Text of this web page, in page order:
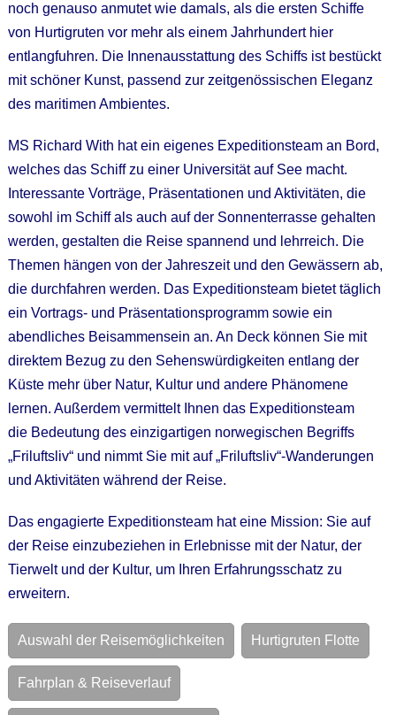
noch genauso anmutet wie damals, als die ersten Schiffe
von Hurtigruten vor mehr als einem Jahrhundert hier
entlangfuhren. Die Innenausstattung des Schiffs ist bestückt
mit schöner Kunst, passend zur zeitgenössischen Eleganz
des maritimen Ambientes.
MS Richard With hat ein eigenes Expeditionsteam an Bord,
welches das Schiff zu einer Universität auf See macht.
Interessante Vorträge, Präsentationen und Aktivitäten, die
sowohl im Schiff als auch auf der Sonnenterrasse gehalten
werden, gestalten die Reise spannend und lehrreich. Die
Themen hängen von der Jahreszeit und den Gewässern ab,
die durchfahren werden. Das Expeditionsteam bietet täglich
ein Vortrags- und Präsentationsprogramm sowie ein
abendliches Beisammensein an. An Deck können Sie mit
direktem Bezug zu den Sehenswürdigkeiten entlang der
Küste mehr über Natur, Kultur und andere Phänomene
lernen. Außerdem vermittelt Ihnen das Expeditionsteam
die Bedeutung des einzigartigen norwegischen Begriffs
„Friluftsliv“ und nimmt Sie mit auf „Friluftsliv“-Wanderungen
und Aktivitäten während der Reise.
Das engagierte Expeditionsteam hat eine Mission: Sie auf
der Reise einzubeziehen in Erlebnisse mit der Natur, der
Tierwelt und der Kultur, um Ihren Erfahrungsschatz zu
erweitern.
Auswahl der Reisemöglichkeiten Hurtigruten Flotte
Fahrplan & Reiseverlauf